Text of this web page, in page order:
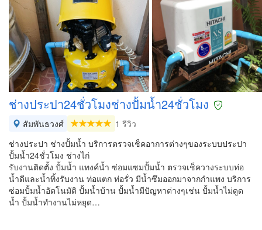
ช่างประปา24ชั่วโมงช่างปั้มน้ำ24ชั่วโมง
สัมพันธวงศ์
1 รีวิว
ช่างประปา ช่างปั้มน้ำ บริการตรวจเช็คอาการต่างๆของระบบประปา
ปั้มน้ำ24ชั่วโมง ช่างไก่
รับงานติดตั้ง ปั้มน้ำ แทงค์น้ำ ซ่อมแซมปั้มน้ำ ตรวจเช็ควางระบบท่อ
น้ำดีและน้ำทิ้งรับงาน ท่อแตก ท่อรั่ว มีน้ำซึมออกมาจากกำแพง บริการ
ซ่อมปั้มน้ำอัตโนมัติ ปั้มน้ำบ้าน ปั้มน้ำมีปัญหาต่างๆเช่น ปั้มน้ำไม่ดูด
น้ำ ปั้มน้ำทำงานไม่หยุด…